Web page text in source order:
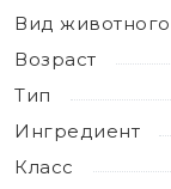
Вид животного
Возраст
Тип
Ингредиент
Класс